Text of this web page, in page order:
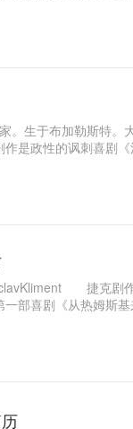
。生于布加勒斯特
是政性的讽刺喜剧
捷克剧
部喜剧《从热姆斯